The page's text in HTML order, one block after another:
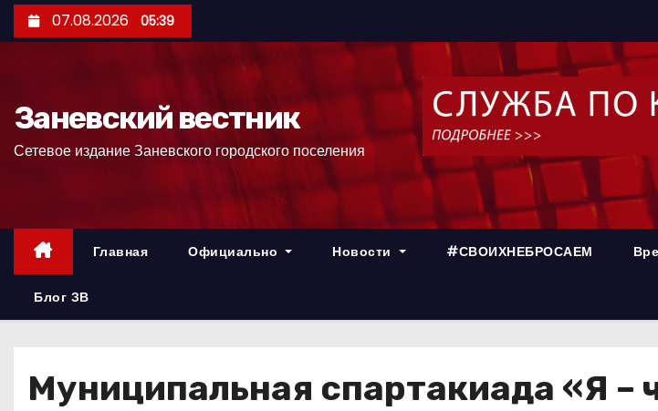
е
р
07.08.2026 05:39
Заневский вестник
Сетевое издание Заневского городского поселения
Главная Официально Новости #СВОИХНЕБРОСАЕМ
Блог ЗВ
Муниципальная спартакиада «Я –